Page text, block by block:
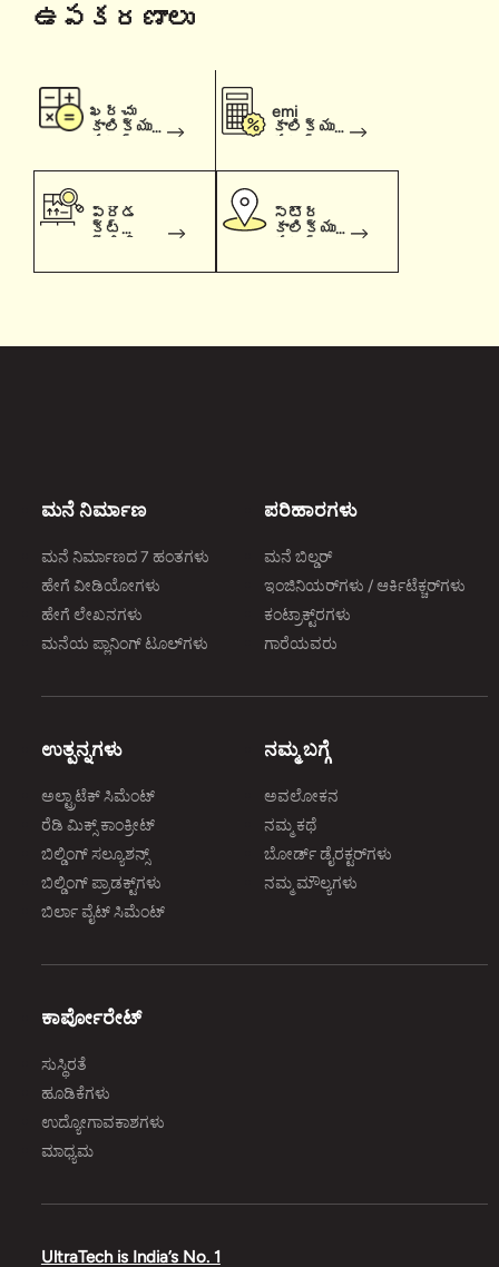
ఉపకరణాలు
ఖర్చు
కాలిక్యు
emi
కాలిక్యు
ప్రొడ
క్ట్
స్టోర్
కాలిక్యు
ಮನೆ ನಿರ್ಮಾಣ
ಮನೆ ನಿರ್ಮಾಣದ 7 ಹಂತಗಳು
ಹೇಗೆ ವೀಡಿಯೋಗಳು
ಹೇಗೆ ಲೇಖನಗಳು
ಮನೆಯ ಪ್ಲಾನಿಂಗ್‌ ಟೂಲ್‌ಗಳು
ಪರಿಹಾರಗಳು
ಮನೆ ಬಿಲ್ಡರ್
ಇಂಜಿನಿಯರ್‌ಗಳು / ಆರ್ಕಿಟೆಕ್ಚರ್‌ಗಳು
ಕಂಟ್ರಾಕ್ಟ್‌ರಗಳು
ಗಾರೆಯವರು
ಉತ್ಪನ್ನಗಳು
ಅಲ್ಟ್ರಾಟೆಕ್‌ ಸಿಮೆಂಟ್‌
ರೆಡಿ ಮಿಕ್ಸ್‌ ಕಾಂಕ್ರೀಟ್‌
ಬಿಲ್ಡಿಂಗ್‌ ಸಲ್ಯೂಶನ್ಸ್‌
ಬಿಲ್ಡಿಂಗ್‌ ಪ್ರಾಡಕ್ಟ್‌ಗಳು
ಬಿರ್ಲಾ ವೈಟ್‌ ಸಿಮೆಂಟ್‌
ನಮ್ಮ ಬಗ್ಗೆ
ಅವಲೋಕನ
ನಮ್ಮ ಕಥೆ
ಬೋರ್ಡ್‌ ಡೈರಕ್ಟರ್‌ಗಳು
ನಮ್ಮ ಮೌಲ್ಯಗಳು
ಕಾರ್ಪೋರೇಟ್‌
ಸುಸ್ಥಿರತೆ
ಹೂಡಿಕೆಗಳು
ಉದ್ಯೋಗಾವಕಾಶಗಳು
ಮಾಧ್ಯಮ
UltraTech is India’s No. 1